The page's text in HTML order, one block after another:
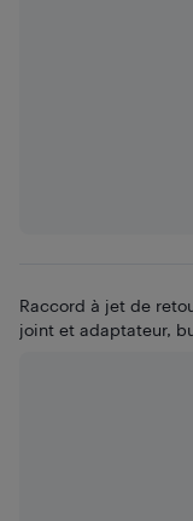
Raccord à jet de
joint et adaptateur,